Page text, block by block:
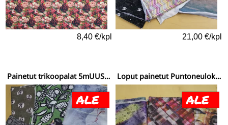
8,40 €/kpl 21,00 €/kpl
Painetut trikoopalat 5mUUSI SÄKKI - 36 Loput painetut Puntoneuloksen palat